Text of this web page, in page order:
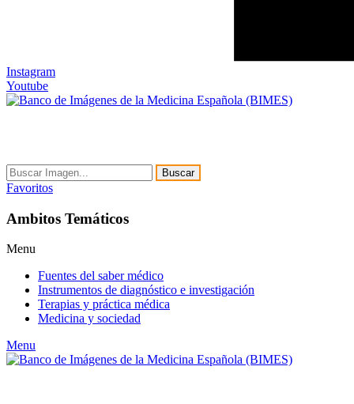
Instagram
Youtube
Buscar
Favoritos
Ambitos Temáticos
Menu
Fuentes del saber médico
Instrumentos de diagnóstico e investigación
Terapias y práctica médica
Medicina y sociedad
Menu